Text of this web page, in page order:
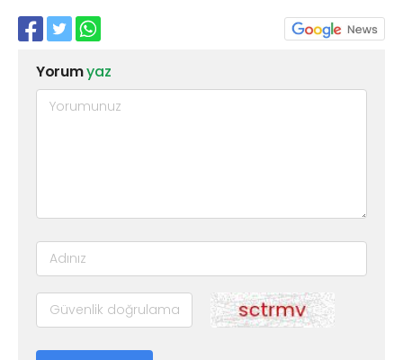
Yorumyaz